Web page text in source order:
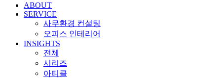
ABOUT
SERVICE
사무환경 컨설팅
오피스 인테리어
INSIGHTS
전체
시리즈
아티클